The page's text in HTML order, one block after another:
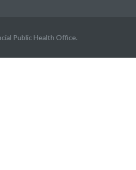
Public Health Office.